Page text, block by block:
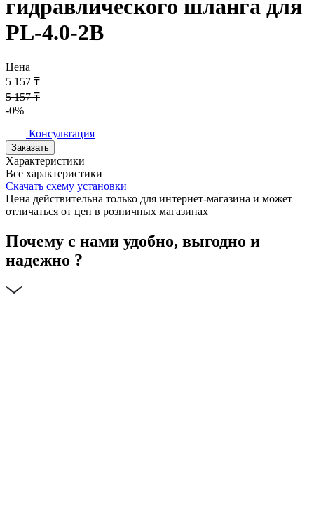
гидравлического шланга для
PL-4.0-2B
Цена
5 157 ₸
5 157 ₸
-0%
Консультация
Заказать
Характеристики
Все характеристики
Скачать схему установки
Цена действительна только для интернет-магазина и может
отличаться от цен в розничных магазинах
Почему с нами удобно, выгодно и
надежно ?